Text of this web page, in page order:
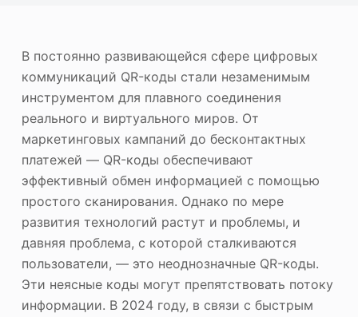
Повторное авторское право на изображение
В постоянно развивающейся сфере цифровых
коммуникаций QR-коды стали незаменимым
инструментом для плавного соединения
реального и виртуального миров. От
маркетинговых кампаний до бесконтактных
платежей — QR-коды обеспечивают
эффективный обмен информацией с помощью
простого сканирования. Однако по мере
развития технологий растут и проблемы, и
давняя проблема, с которой сталкиваются
пользователи, — это неоднозначные QR-коды.
Эти неясные коды могут препятствовать потоку
информации. В 2024 году, в связи с быстрым